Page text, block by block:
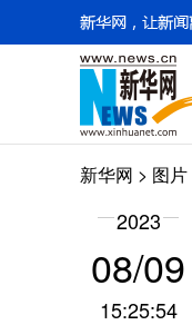
新华网 > 图片
2023
08/09
15:25:54